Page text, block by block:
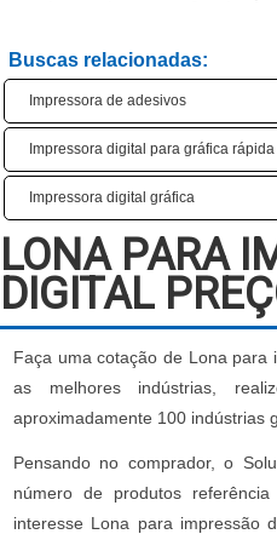
Buscas relacionadas:
Impressora de adesivos
Impressora digital para gráfica rápida
Impressora digital gráfica
LONA PARA
DIGITAL
Faça uma cotação de Lona para
as melhores indústrias,
aproximadamente 100 indústrias
Pensando no comprador, o
número de produtos
interesse Lona para impressão